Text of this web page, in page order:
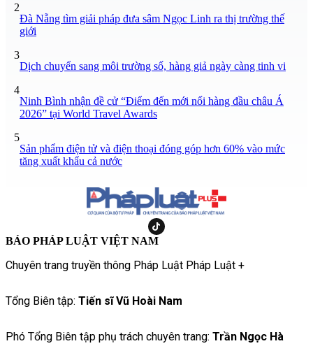
2
Đà Nẵng tìm giải pháp đưa sâm Ngọc Linh ra thị trường thế
giới
3
Dịch chuyển sang môi trường số, hàng giả ngày càng tinh vi
4
Ninh Bình nhận đề cử “Điểm đến mới nổi hàng đầu châu Á
2026” tại World Travel Awards
5
Sản phẩm điện tử và điện thoại đóng góp hơn 60% vào mức
tăng xuất khẩu cả nước
BÁO PHÁP LUẬT VIỆT NAM
Chuyên trang truyền thông Pháp Luật Pháp Luật +
Tổng Biên tập: Tiến sĩ Vũ Hoài Nam
Phó Tổng Biên tập phụ trách chuyên trang: Trần Ngọc Hà